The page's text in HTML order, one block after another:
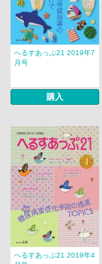
へるすあっぷ21 2019年7
月号
購入
へるすあっぷ21 2019年4